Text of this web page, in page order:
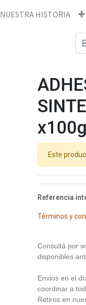
NUESTRA HISTORIA
Este
Referencia
Términos y
Consultá por
disponibles
Envios en el
coordinar a
Retiros en